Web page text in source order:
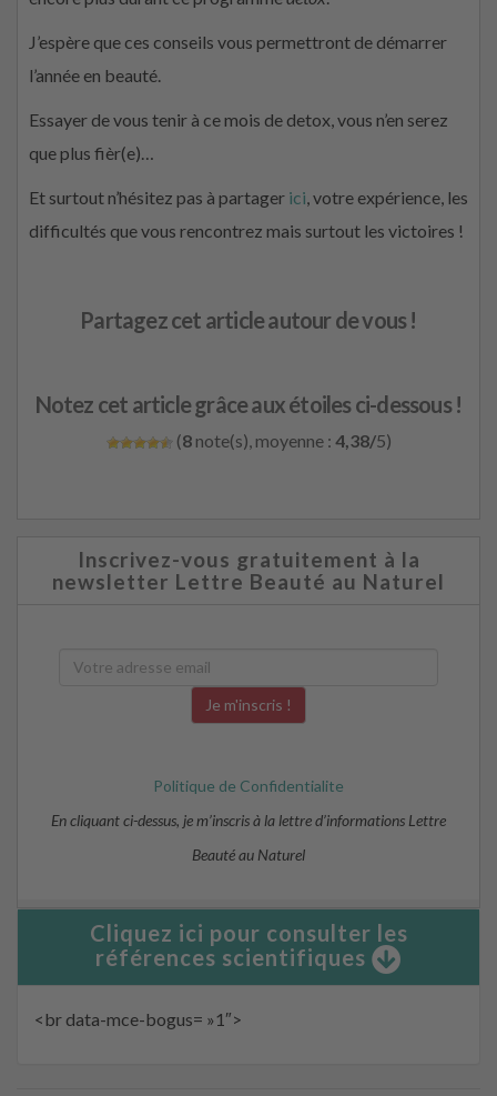
J’espère que ces conseils vous permettront de démarrer
l’année en beauté.
Essayer de vous tenir à ce mois de detox, vous n’en serez
que plus fièr(e)…
Et surtout n’hésitez pas à partager ici, votre expérience, les
difficultés que vous rencontrez mais surtout les victoires !
Partagez cet article autour de vous !
Notez cet article grâce aux étoiles ci-dessous !
(8note(s), moyenne : 4,38/5)
Inscrivez-vous gratuitement à la
newsletter Lettre Beauté au Naturel
Politique de Confidentialite
En cliquant ci-dessus, je m’inscris à la lettre d’informations Lettre
Beauté au Naturel
Cliquez ici pour consulter les
références scientifiques
<br data-mce-bogus= »1″>